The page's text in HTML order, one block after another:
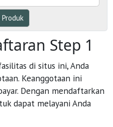
Step 1
di situs ini, Anda
Keanggotaan ini
Dengan mendaftarkan
dapat melayani Anda